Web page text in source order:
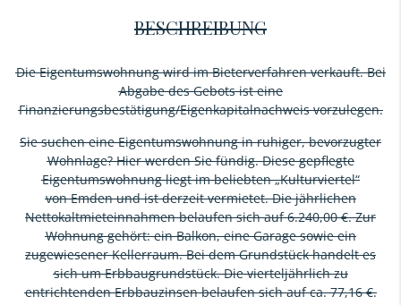
BESCHREIBUNG
Die Eigentumswohnung wird im Bieterverfahren verkauft. Bei
Abgabe des Gebots ist eine
Finanzierungsbestätigung/Eigenkapitalnachweis vorzulegen.
Sie suchen eine Eigentumswohnung in ruhiger, bevorzugter
Wohnlage? Hier werden Sie fündig. Diese gepflegte
Eigentumswohnung liegt im beliebten „Kulturviertel“
von Emden und ist derzeit vermietet. Die jährlichen
Nettokaltmieteinnahmen belaufen sich auf 6.240,00 €. Zur
Wohnung gehört: ein Balkon, eine Garage sowie ein
zugewiesener Kellerraum. Bei dem Grundstück handelt es
sich um Erbbaugrundstück. Die vierteljährlich zu
entrichtenden Erbbauzinsen belaufen sich auf ca. 77,16 €.